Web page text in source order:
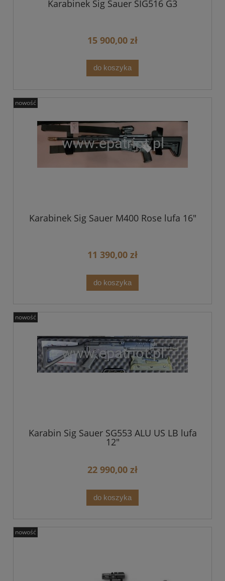
Karabinek Sig Sauer SIG516 G3
15 900,00 zł
do koszyka
Karabinek Sig Sauer M400 Rose lufa 16"
11 390,00 zł
do koszyka
nowość
Karabin Sig Sauer SG553 ALU US LB lufa
12"
22 990,00 zł
do koszyka
nowość
nowość